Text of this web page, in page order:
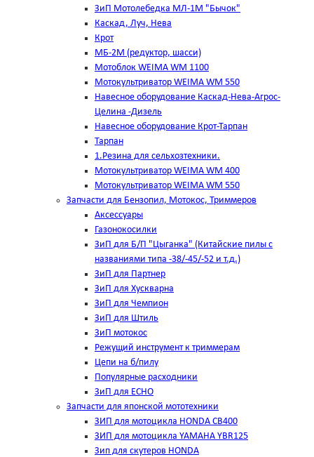
ЗиП Мотолебедка МЛ-1М "Бычок"
Каскад, Луч, Нева
Крот
МБ-2М (редуктор, шасси)
Мотоблок WEIMA WM 1100
Мотокультриватор WEIMA WM 550
Навесное оборудование Каскад-Нева-Агрос-
Целина -Дизель
Навесное оборудование Крот-Тарпан
Тарпан
1.Резина для сельхозтехники.
Мотокультриватор WEIMA WM 400
Мотокультриватор WEIMA WM 550
Запчасти для Бензопил, Мотокос, Триммеров
Аксессуары
Газонокосилки
ЗиП для Б/П "Цыганка" (Китайские пилы с
названиями типа -38/-45/-52 и т.д.)
ЗиП для Партнер
ЗиП для Хускварна
ЗиП для Чемпион
ЗиП для Штиль
ЗиП мотокос
Режущий инструмент к триммерам
Цепи на б/пилу
Популярные расходники
ЗиП для ЕСНО
Запчасти для японской мототехники
ЗИП для мотоцикла HONDA CB400
ЗИП для мотоцикла YAMAHA YBR125
Зип для скутеров HONDA